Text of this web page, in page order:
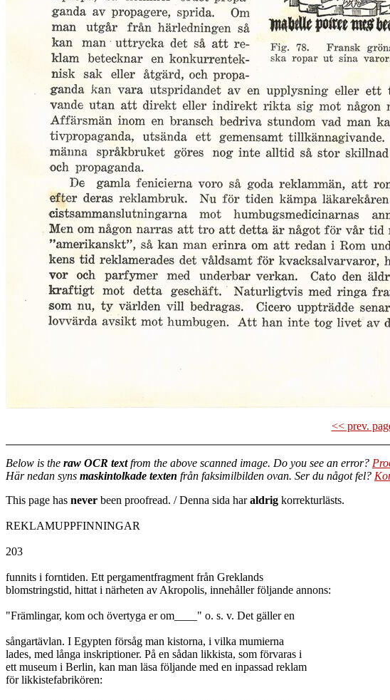
<< prev.
Below is the raw OCR textfrom the above scanned image. Do you see an error?
Här nedan syns maskintolkade texten från faksimilbilden ovan. Ser du något fel?
This page has never been proofread. / Denna sida haraldrig korrekturlästs.
REKLAMUPPFINNINGAR
203
funnits i forntiden. Ett pergamentfragment från Greklands
blomstringstid, hittat i närheten av Akropolis, innehåller följande annons:
"Främlingar, kom och övertyga er om____" o. s. v. Det gäller en
sångartävlan. I Egypten försåg man kistorna, i vilka mumierna
lades, med långa inskriptioner. På en sådan likkista, som förvaras i
ett museum i Berlin, kan man läsa följande med en inpassad reklam
för likkistefabrikören: